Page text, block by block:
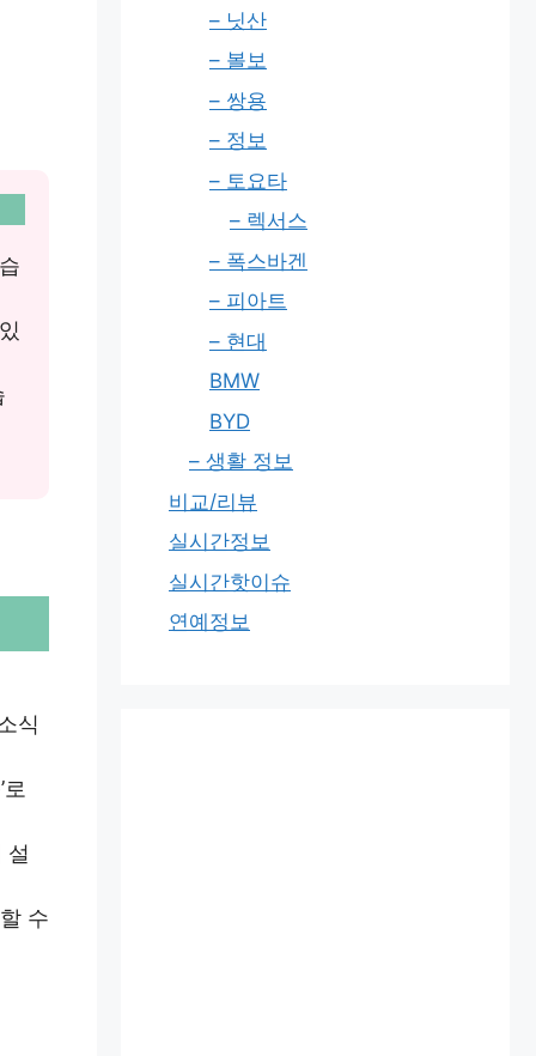
식
설
수
– 닛산
– 볼보
– 쌍용
– 정보
– 토요타
– 렉서스
– 폭스바겐
– 피아트
– 현대
BMW
BYD
– 생활 정보
비교/리뷰
실시간정보
실시간핫이슈
연예정보